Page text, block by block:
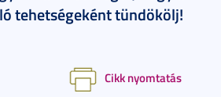
tehetségeként tündökölj!
Cikk nyomtatás